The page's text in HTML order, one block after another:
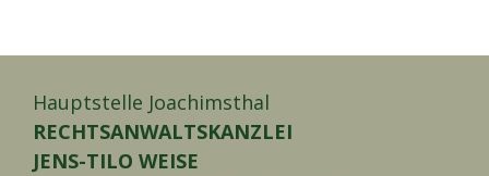
Hauptstelle Joachimsthal
RECHTSANWALTSKANZLEI
JENS-TILO WEISE